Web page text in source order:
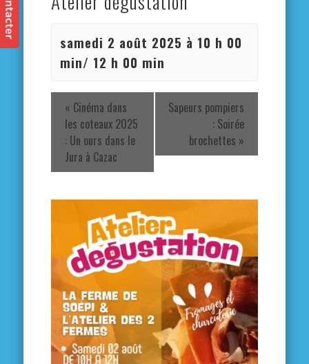
samedi 2 août 2025 à 10 h 00
min/ 12 h 00 min
« Cinéma dans
les coteaux 2025
: Un ours dans le
Jura à Cazac
Sapeurs pompiers
: Soirée
brochettes »